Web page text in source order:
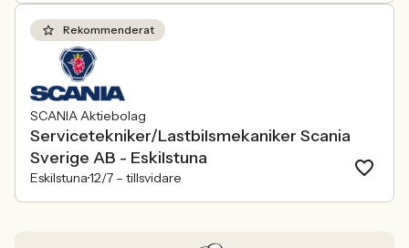
Rekommenderat
SCANIA Aktiebolag
Servicetekniker/Lastbilsmekaniker Scania
Sverige AB - Eskilstuna
Eskilstuna12/7 – tillsvidare